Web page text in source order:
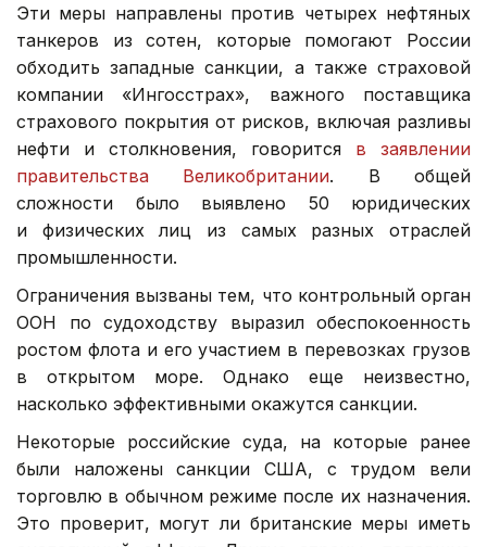
Эти меры направлены против четырех нефтяных
танкеров из сотен, которые помогают России
обходить западные санкции, а также страховой
компании «Ингосстрах», важного поставщика
страхового покрытия от рисков, включая разливы
нефти и столкновения, говорится в заявлении
правительства Великобритании. В общей
сложности было выявлено 50 юридических
и физических лиц из самых разных отраслей
промышленности.
Ограничения вызваны тем, что контрольный орган
ООН по судоходству выразил обеспокоенность
ростом флота и его участием в перевозках грузов
в открытом море. Однако еще неизвестно,
насколько эффективными окажутся санкции.
Некоторые российские суда, на которые ранее
были наложены санкции США, с трудом вели
торговлю в обычном режиме после их назначения.
Это проверит, могут ли британские меры иметь